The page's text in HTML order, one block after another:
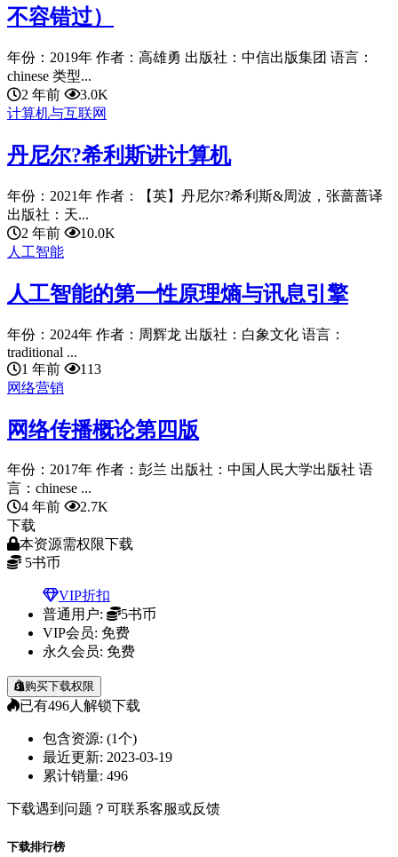
不容错过）
年份：2019年 作者：高雄勇 出版社：中信出版集团 语言：
chinese 类型...
2 年前
3.0K
计算机与互联网
丹尼尔?希利斯讲计算机
年份：2021年 作者：【英】丹尼尔?希利斯&周波，张蔷蔷译
出版社：天...
2 年前
10.0K
人工智能
人工智能的第一性原理熵与讯息引擎
年份：2024年 作者：周辉龙 出版社：白象文化 语言：
traditional ...
1 年前
113
网络营销
网络传播概论第四版
年份：2017年 作者：彭兰 出版社：中国人民大学出版社 语
言：chinese ...
4 年前
2.7K
下载
本资源需权限下载
5书币
VIP折扣
普通用户:
5书币
VIP会员: 免费
永久会员: 免费
购买下载权限
已有496人解锁下载
包含资源: (1个)
最近更新: 2023-03-19
累计销量: 496
下载遇到问题？可联系客服或反馈
下载排行榜